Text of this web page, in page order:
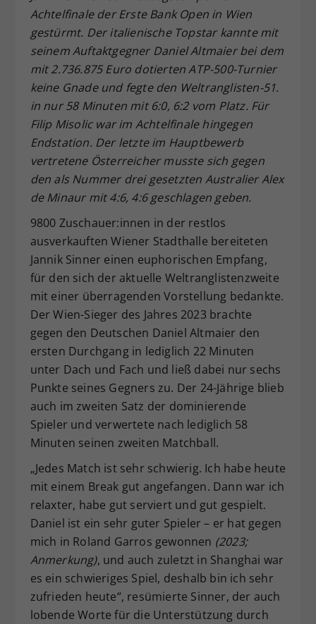
Achtelfinale der Erste Bank Open in Wien
gestürmt. Der italienische Topstar kannte mit
seinem Auftaktgegner Daniel Altmaier bei dem
mit 2.736.875 Euro dotierten ATP-500-Turnier
keine Gnade und fegte den Weltranglisten-51.
in nur 58 Minuten mit 6:0, 6:2 vom Platz. Für
Filip Misolic war im Achtelfinale hingegen
Endstation. Der letzte im Hauptbewerb
vertretene Österreicher musste sich gegen
den als Nummer drei gesetzten Australier Alex
de Minaur mit 4:6, 4:6 geschlagen geben.
9800 Zuschauer:innen in der restlos
ausverkauften Wiener Stadthalle bereiteten
Jannik Sinner einen euphorischen Empfang,
für den sich der aktuelle Weltranglistenzweite
mit einer überragenden Vorstellung bedankte.
Der Wien-Sieger des Jahres 2023 brachte
gegen den Deutschen Daniel Altmaier den
ersten Durchgang in lediglich 22 Minuten
unter Dach und Fach und ließ dabei nur sechs
Punkte seines Gegners zu. Der 24-Jährige blieb
auch im zweiten Satz der dominierende
Spieler und verwertete nach lediglich 58
Minuten seinen zweiten Matchball.
„Jedes Match ist sehr schwierig. Ich habe heute
mit einem Break gut angefangen. Dann war ich
relaxter, habe gut serviert und gut gespielt.
Daniel ist ein sehr guter Spieler – er hat gegen
mich in Roland Garros gewonnen (2023;
Anmerkung), und auch zuletzt in Shanghai war
es ein schwieriges Spiel, deshalb bin ich sehr
zufrieden heute“, resümierte Sinner, der auch
lobende Worte für die Unterstützung durch
Zweck
Dieser Wert speichert Ihre Consent-
Einstellungen. Unter anderem eine
zufällig generierte ID, für die
historische Speicherung Ihrer
Webseiten-Betreiber dies eingestellt
hat.